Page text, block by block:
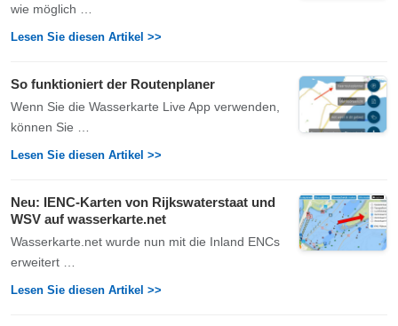
wie möglich …
Lesen Sie diesen Artikel >>
So funktioniert der Routenplaner
Wenn Sie die Wasserkarte Live App verwenden,
können Sie …
Lesen Sie diesen Artikel >>
Neu: IENC-Karten von Rijkswaterstaat und
WSV auf wasserkarte.net
Wasserkarte.net wurde nun mit die Inland ENCs
erweitert …
Lesen Sie diesen Artikel >>